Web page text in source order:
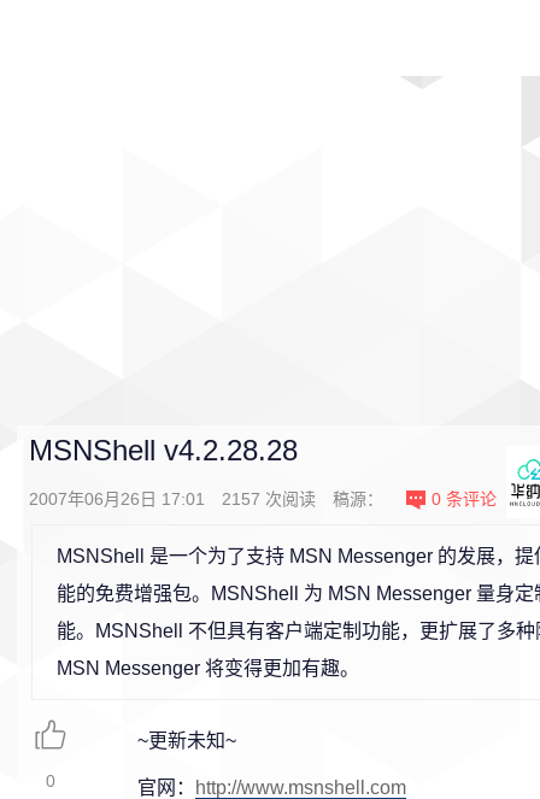
MSNShell v4.2.28.28
2007年06月26日 17:01 2157 次阅读 稿源： 0 条评论
MSNShell 是一个为了支持 MSN Messenger 的发展，
能的免费增强包。MSNShell 为 MSN Messenger 量身
能。MSNShell 不但具有客户端定制功能，更扩展了多
MSN Messenger 将变得更加有趣。
~更新未知~
官网：
http://www.msnshell.com
0